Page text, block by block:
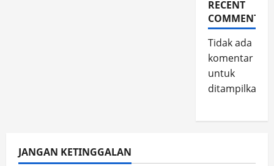
RECENT
COMMENTS
Tidak ada
komentar
untuk
ditampilkan.
JANGAN KETINGGALAN